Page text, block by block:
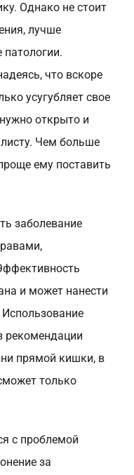
Однако не стоит
лучше
патологии.
что вскоре
усугубляет свое
открыто и
Чем больше
ему поставить
заболевание
и может нанести
рекомендации
прямой кишки, в
только
с проблемой
за